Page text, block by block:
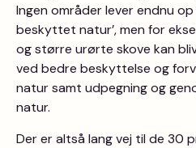
Ingen områder lever endnu
beskyttet natur’, men for
og større urørte skove kan
ved bedre beskyttelse og
natur samt udpegning og
natur.
Der er altså lang vej til de 30